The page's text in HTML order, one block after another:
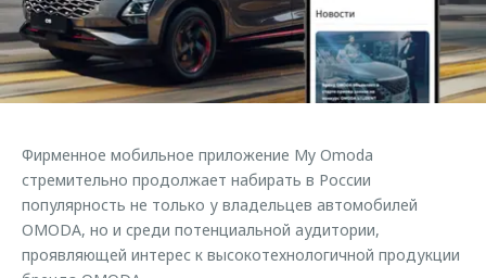
Страхование
Кредитный калькулятор
Аксессуары
Оригинальные аксессуары
Запчасти
Трейд-ин
Руководства по эксплуатации
Клиентская поддержка
O&J Автоклуб
Приложение O&J
Аксессуары
Одежда и сувениры
Обратная связь
Фирменное мобильное приложение My Omoda
стремительно продолжает набирать в России
популярность не только у владельцев автомобилей
OMODA, но и среди потенциальной аудитории,
проявляющей интерес к высокотехнологичной продукции